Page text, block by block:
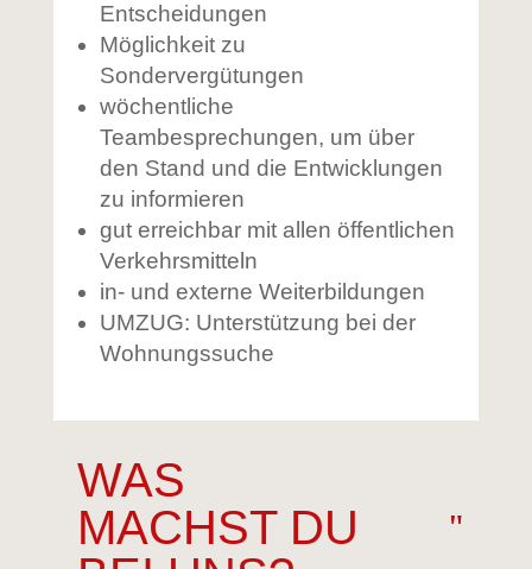
Entscheidungen
Möglichkeit zu
Sondervergütungen
wöchentliche
Teambesprechungen, um über
den Stand und die Entwicklungen
zu informieren
gut erreichbar mit allen öffentlichen
Verkehrsmitteln
in- und externe Weiterbildungen
UMZUG: Unterstützung bei der
Wohnungssuche
WAS
MACHST DU